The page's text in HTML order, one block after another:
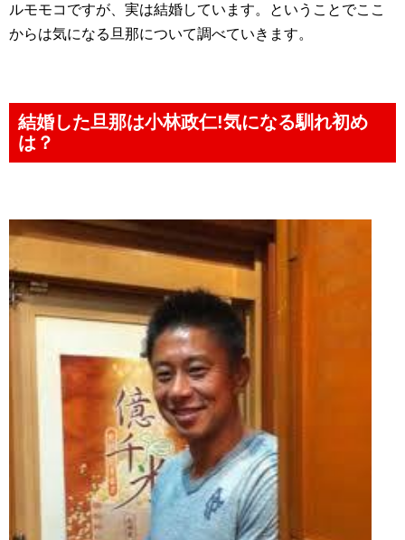
ルモモコですが、実は結婚しています。ということでここ
からは気になる旦那について調べていきます。
結婚した旦那は小林政仁!気になる馴れ初め
は？